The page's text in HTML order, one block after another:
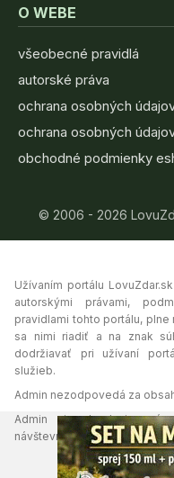
O WEBE
všeobecné pravidlá
autorské práva
ochrana osobných
ochrana osobných
obchodné podmienky
© 2006 - 2026
Užívaním portálu
autorskými právami,
pravidlami tohto portálu,
sa nimi riadiť a na znak
dodržiavať pri užívaní
služieb.
Admin nezodpovedá za
Admin si vyhradzuje
návštevníkmi portálu, ak tak